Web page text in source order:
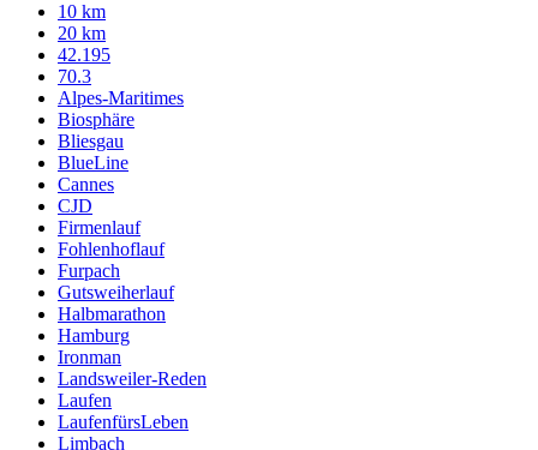
10 km
20 km
42.195
70.3
Alpes-Maritimes
Biosphäre
Bliesgau
BlueLine
Cannes
CJD
Firmenlauf
Fohlenhoflauf
Furpach
Gutsweiherlauf
Halbmarathon
Hamburg
Ironman
Landsweiler-Reden
Laufen
LaufenfürsLeben
Limbach